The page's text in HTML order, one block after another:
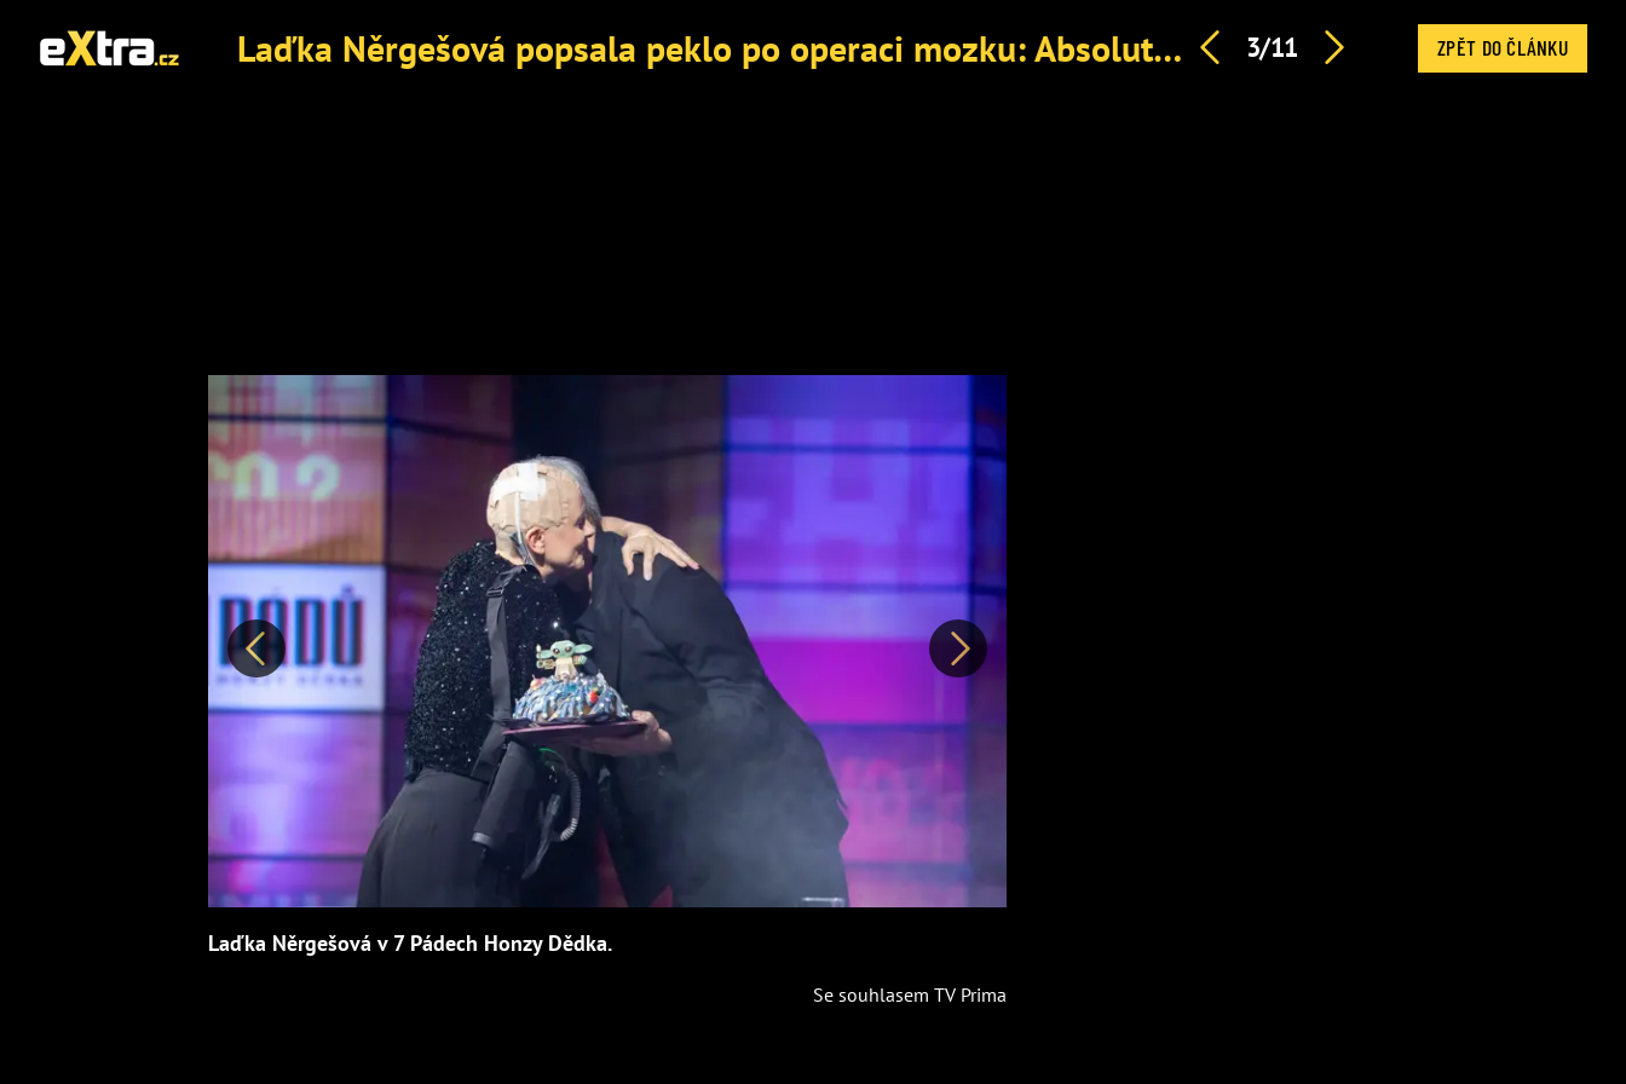
Laďka Něrgešová popsala peklo po operaci mozku: Absolutní zoufalost a odkázání na pomoc druhých 3/11 ZPĚT DO ČLÁNKU
Předchozí Další
Laďka Něrgešová v 7 Pádech Honzy Dědka.
Se souhlasem TV Prima